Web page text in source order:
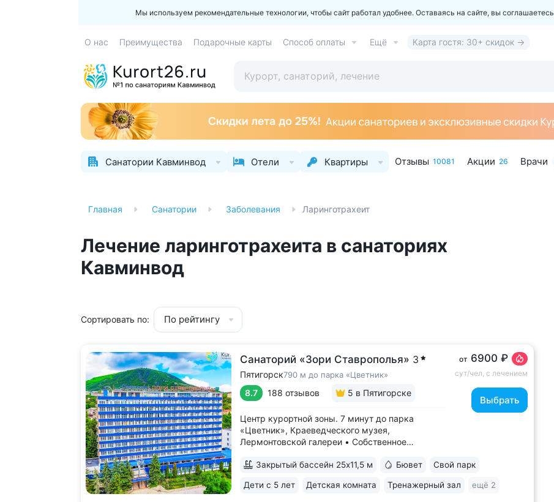
Мы используем рекомендательные технологии, чтобы сайт работал удобнее. Оставаясь на сайте, вы соглашаетесь
О нас Преимущества Подарочные карты Способ оплаты Ещё Карта гостя: 30+ скидок →
Санатории Кавминвод Отели Квартиры Отзывы 10081 Акции 26 Врачи
Главная Санатории Заболевания Ларинготрахеит
Лечение ларинготрахеита в санаториях
Кавминвод
Сортировать по: По рейтингу
Санаторий «Зори Ставрополья» 3
Пятигорск790 м до парка «Цветник»
8.7 188 отзывов 5 в Пятигорске
Центр курортной зоны. 7 минут до парка
«Цветник», Краеведческого музея,
Лермонтовской галереи • Собственное
для радоновых ванн поступает напрямую
• Сероводородные ванны с природным
от 6900 ₽
сут/чел, с лечением
Выбрать
Закрытый бассейн 25x11,5 м Бювет Свой парк
Дети с 5 лет Детская комната Тренажерный зал ещё 2